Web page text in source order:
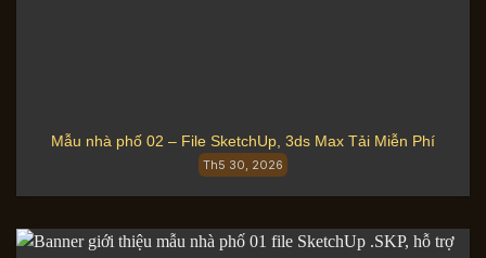
Mẫu nhà phố 02 – File SketchUp, 3ds Max Tải Miễn Phí
Th5 30, 2026